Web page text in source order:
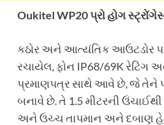
Oukitel WP20 પ્રો હોગ
કઠોર અને આત્યંતિક આઉટડોર
રચાયેલ, ફોન IP68/69K રેટિંગ
પ્રમાણપત્ર સાથે આવે છે, જે તેને
બનાવે છે. તે 1.5 મીટરની ઉંચાઈથી
અને ઉચ્ચ તાપમાન અને દબાણ